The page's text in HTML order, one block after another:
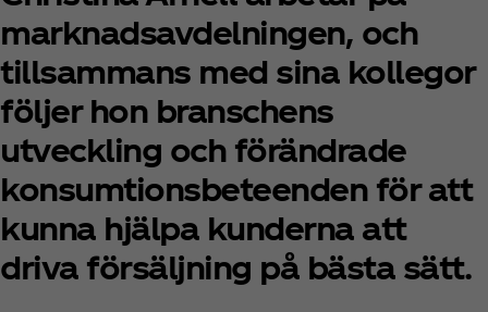
marknadsavdelningen, och
tillsammans med sina kollegor
följer hon branschens
utveckling och förändrade
konsumtionsbeteenden för att
kunna hjälpa kunderna att
driva försäljning på bästa sätt.